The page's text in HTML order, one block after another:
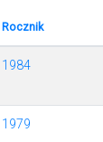
Rocznik
1984
1979